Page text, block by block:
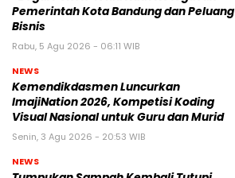
Pemerintah Kota Bandung dan Peluang
Bisnis
Rabu, 5 Agu 2026 - 06:11 WIB
NEWS
Kemendikdasmen Luncurkan
ImajiNation 2026, Kompetisi Koding
Visual Nasional untuk Guru dan Murid
Senin, 3 Agu 2026 - 20:53 WIB
NEWS